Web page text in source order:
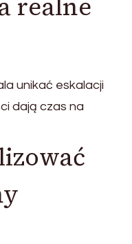
realne
unikać eskalacji
dają czas na